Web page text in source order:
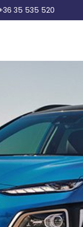
35 535 520